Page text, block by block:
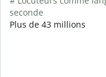
seconde
Plus de 43 millions